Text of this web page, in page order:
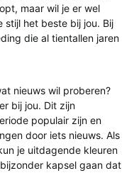
maar wil je er wel
stijl het beste bij jou. Bij
die al tientallen jaren
nieuws wil proberen?
bij jou. Dit zijn
populair zijn en
door iets nieuws. Als
je uitdagende kleuren
kapsel gaan dat